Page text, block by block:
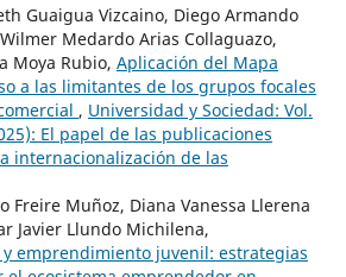
Guaigua Vizcaino, Diego Armando
Medardo Arias Collaguazo,
Moya Rubio, Aplicación del Mapa
a las limitantes de los grupos focales
, Universidad y Sociedad: Vol.
El papel de las publicaciones
internacionalización de las
Freire Muñoz, Diana Vanessa Llerena
Javier Llundo Michilena,
emprendimiento juvenil: estrategias